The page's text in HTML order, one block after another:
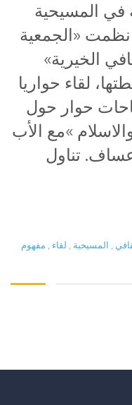
في المسيحية
والإسلام الثلاثاء 2 أيار 2023 نظمت «الجمعية
الخيرية»
لقاء حواريا
حوار حول
»مع الأب
تناول
, المسيحية , لقاء , مفهوم